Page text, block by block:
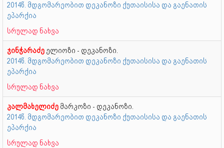
2014წ. მდგომარეობით დეკანოზი ქუთაისისა და გაენათის
ეპარქია
სრულად ნახვა
ჯინჭარაძე ელიოზი - დეკანოზი.
2014წ. მდგომარეობით დეკანოზი ქუთაისისა და გაენათის
ეპარქია
სრულად ნახვა
კალმახელიძე მარკოზი - დეკანოზი.
2014წ. მდგომარეობით დეკანოზი ქუთაისისა და გაენათის
ეპარქია
სრულად ნახვა